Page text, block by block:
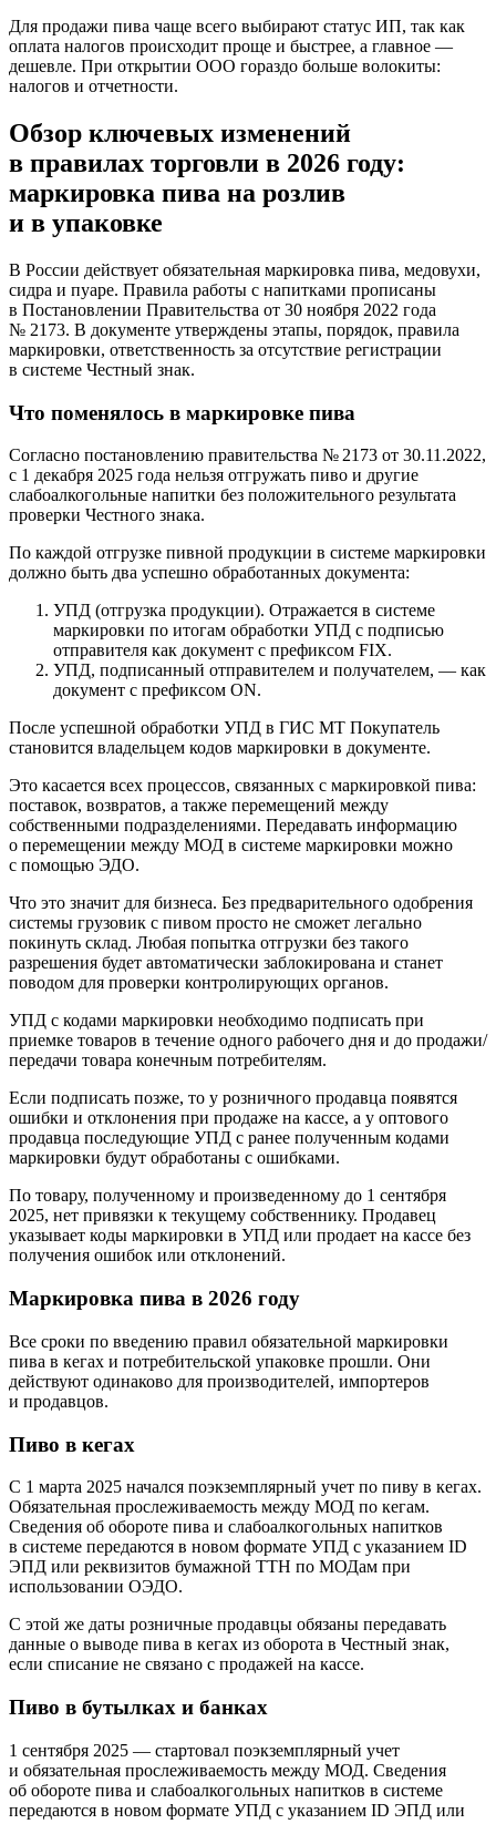
Для продажи пива чаще всего выбирают статус ИП, так как
оплата налогов происходит проще и быстрее, а главное —
дешевле. При открытии ООО гораздо больше волокиты:
налогов и отчетности.
Обзор ключевых изменений
в правилах торговли в 2026 году:
маркировка пива на розлив
и в упаковке
В России действует обязательная маркировка пива, медовухи,
сидра и пуаре. Правила работы с напитками прописаны
в Постановлении Правительства от 30 ноября 2022 года
№ 2173. В документе утверждены этапы, порядок, правила
маркировки, ответственность за отсутствие регистрации
в системе Честный знак.
Что поменялось в маркировке пива
Согласно постановлению правительства № 2173 от 30.11.2022,
с 1 декабря 2025 года нельзя отгружать пиво и другие
слабоалкогольные напитки без положительного результата
проверки Честного знака.
По каждой отгрузке пивной продукции в системе маркировки
должно быть два успешно обработанных документа:
УПД (отгрузка продукции). Отражается в системе
маркировки по итогам обработки УПД с подписью
отправителя как документ с префиксом FIX.
УПД, подписанный отправителем и получателем, — как
документ с префиксом ON.
После успешной обработки УПД в ГИС МТ Покупатель
становится владельцем кодов маркировки в документе.
Это касается всех процессов, связанных с маркировкой пива:
поставок, возвратов, а также перемещений между
собственными подразделениями. Передавать информацию
о перемещении между МОД в системе маркировки можно
с помощью ЭДО.
Что это значит для бизнеса. Без предварительного одобрения
системы грузовик с пивом просто не сможет легально
покинуть склад. Любая попытка отгрузки без такого
разрешения будет автоматически заблокирована и станет
поводом для проверки контролирующих органов.
УПД с кодами маркировки необходимо подписать при
приемке товаров в течение одного рабочего дня и до продажи/
передачи товара конечным потребителям.
Если подписать позже, то у розничного продавца появятся
ошибки и отклонения при продаже на кассе, а у оптового
продавца последующие УПД с ранее полученным кодами
маркировки будут обработаны с ошибками.
По товару, полученному и произведенному до 1 сентября
2025, нет привязки к текущему собственнику. Продавец
указывает коды маркировки в УПД или продает на кассе без
получения ошибок или отклонений.
Маркировка пива в 2026 году
Все сроки по введению правил обязательной маркировки
пива в кегах и потребительской упаковке прошли. Они
действуют одинаково для производителей, импортеров
и продавцов.
Пиво в кегах
С 1 марта 2025 начался поэкземплярный учет по пиву в кегах.
Обязательная прослеживаемость между МОД по кегам.
Сведения об обороте пива и слабоалкогольных напитков
в системе передаются в новом формате УПД с указанием ID
ЭПД или реквизитов бумажной ТТН по МОДам при
использовании ОЭДО.
С этой же даты розничные продавцы обязаны передавать
данные о выводе пива в кегах из оборота в Честный знак,
если списание не связано с продажей на кассе.
Пиво в бутылках и банках
1 сентября 2025 — стартовал поэкземплярный учет
и обязательная прослеживаемость между МОД. Сведения
об обороте пива и слабоалкогольных напитков в системе
передаются в новом формате УПД с указанием ID ЭПД или